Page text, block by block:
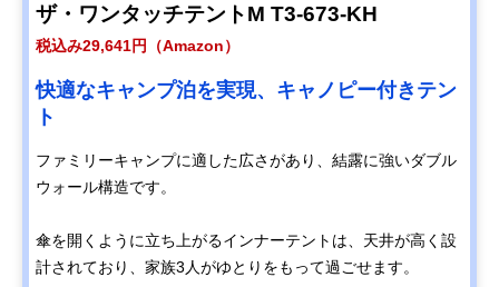
ザ・ワンタッチテントM T3-673-KH
税込み29,641円（Amazon）
快適なキャンプ泊を実現、キャノピー付きテン
ト
ファミリーキャンプに適した広さがあり、結露に強いダブル
ウォール構造です。
傘を開くように立ち上がるインナーテントは、天井が高く設
計されており、家族3人がゆとりをもって過ごせます。